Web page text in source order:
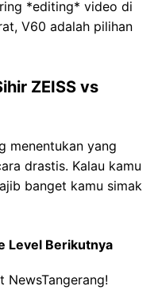
*editing* video di
V60 adalah pilihan
ZEISS vs
menentukan yang
drastis. Kalau kamu
banget kamu simak
Level Berikutnya
NewsTangerang!